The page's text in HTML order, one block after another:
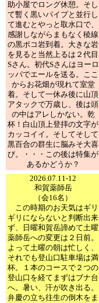
助小屋でロング休憩。そし
て暫く黒いパイプと並行し
て進むとやっと取水口で、
感謝しながらまもなく稜線
の黒ボコ岩到着。大きな岩
を見ると当然上るは２代目
Sさん。初代Sさんはヨーロ
ッパでエールを送る。ここ
からお花畑が現れて室堂
着。そして一休み後に山頂
アタックで万歳し、後は頭
の中はアレしかない。乾
杯！白山頂上登拝の文字が
カッコイイ。そしてそして
黒百合の群生に脳みそ大喜
び。・・・この後は特集が
あるかどうか？
2026.07.11-12
和賀薬師岳
（会16名）
この時期のお天気はギリ
ギリにならないと判断出来
ず、日曜和賀岳諦めて土曜
薬師岳への変更は２日前。
よって土曜の朝は忙しく、
それでも登山口駐車場は満
杯。１本のコースで２つの
登山口を経てまずはブナ台
へ。暑い、汗が吹き出る。
弁慶の立ち往生の倒木をま